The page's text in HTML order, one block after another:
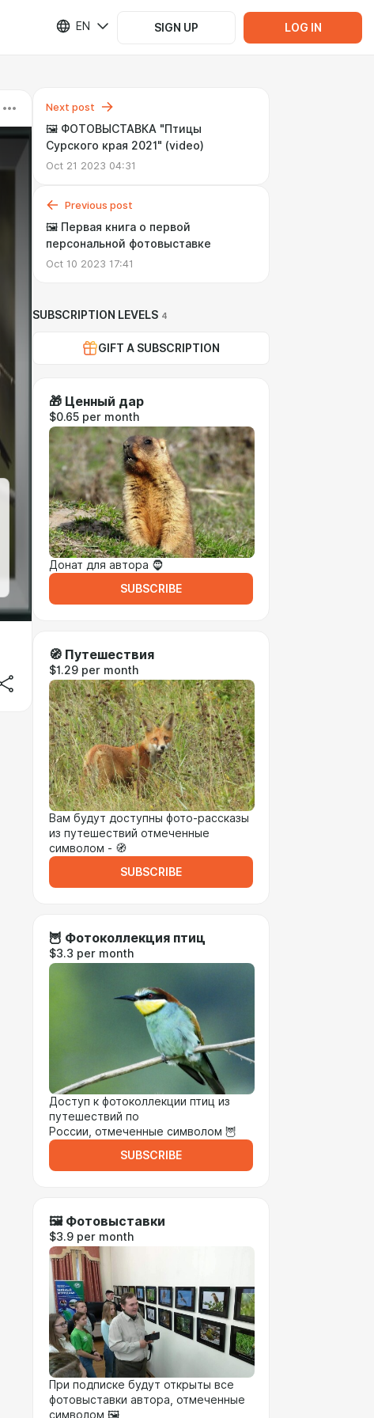
EN SIGN UP LOG IN
Next post
🖼️ ФОТОВЫСТАВКА "Птицы
Сурского края 2021" (video)
Oct 21 2023 04:31
Previous post
🖼️ Первая книга о первой
персональной фотовыставке
Oct 10 2023 17:41
SUBSCRIPTION LEVELS 4
GIFT A SUBSCRIPTION
🎁 Ценный дар
$0.65 per month
Донат для автора 🧔
SUBSCRIBE
🧭 Путешествия
$1.29 per month
Вам будут доступны фото-рассказы
из путешествий отмеченные
символом - 🧭
SUBSCRIBE
🦉 Фотоколлекция птиц
$3.3 per month
Доступ к фотоколлекции птиц из
путешествий по
России, отмеченные символом 🦉
SUBSCRIBE
🖼️ Фотовыставки
$3.9 per month
При подписке будут открыты все
фотовыставки автора, отмеченные
символом 🖼️